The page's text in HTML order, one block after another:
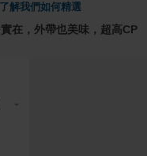
了解我們如何精選
在，外帶也美味，超高CP